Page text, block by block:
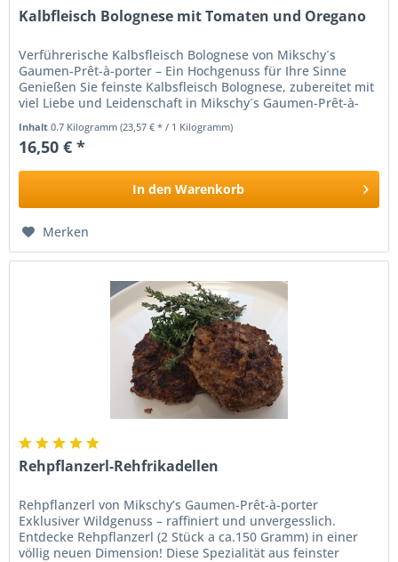
Kalbfleisch Bolognese mit Tomaten und Oregano
Verführerische Kalbsfleisch Bolognese von Mikschy´s
Gaumen-Prêt-à-porter – Ein Hochgenuss für Ihre Sinne
Genießen Sie feinste Kalbsfleisch Bolognese, zubereitet mit
viel Liebe und Leidenschaft in Mikschy´s Gaumen-Prêt-à-
porter. Diese...
Inhalt0.7 Kilogramm(23,57 € * / 1 Kilogramm)
16,50 € *
In den Warenkorb
Merken
Rehpflanzerl-Rehfrikadellen
Rehpflanzerl von Mikschy’s Gaumen-Prêt-à-porter
Exklusiver Wildgenuss – raffiniert und unvergesslich.
Entdecke Rehpflanzerl (2 Stück a ca.150 Gramm) in einer
völlig neuen Dimension! Diese Spezialität aus feinster